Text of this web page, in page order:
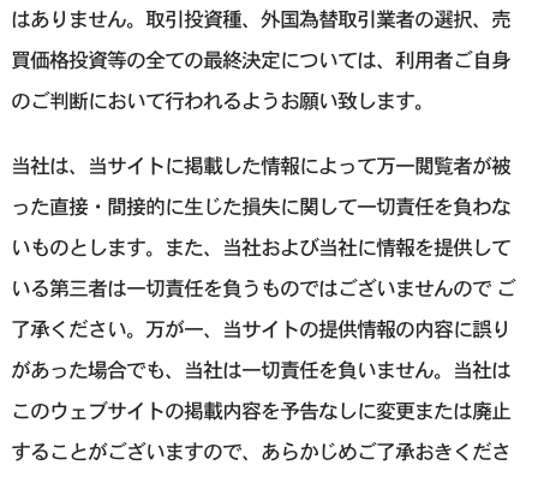
はありません。取引投資種、外国為替取引業者の選択、売
買価格投資等の全ての最終決定については、利用者ご自身
のご判断において行われるようお願い致します。
当社は、当サイトに掲載した情報によって万一閲覧者が被
った直接・間接的に生じた損失に関して一切責任を負わな
いものとします。また、当社および当社に情報を提供して
いる第三者は一切責任を負うものではございませんので ご
了承ください。万が一、当サイトの提供情報の内容に誤り
があった場合でも、当社は一切責任を負いません。当社は
このウェブサイトの掲載内容を予告なしに変更または廃止
することがございますので、あらかじめご了承おきくださ